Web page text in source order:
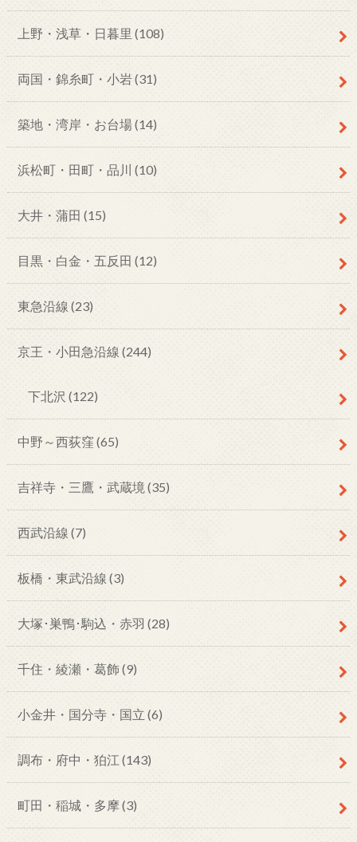
上野・浅草・日暮里 (108)
両国・錦糸町・小岩(31)
築地・湾岸・お台場(14)
浜松町・田町・品川 (10)
大井・蒲田 (15)
目黒・白金・五反田 (12)
東急沿線 (23)
京王・小田急沿線 (244)
下北沢 (122)
中野～西荻窪 (65)
吉祥寺・三鷹・武蔵境 (35)
西武沿線 (7)
板橋・東武沿線 (3)
大塚･巣鴨･駒込・赤羽 (28)
千住・綾瀬・葛飾(9)
小金井・国分寺・国立 (6)
調布・府中・狛江 (143)
町田・稲城・多摩(3)